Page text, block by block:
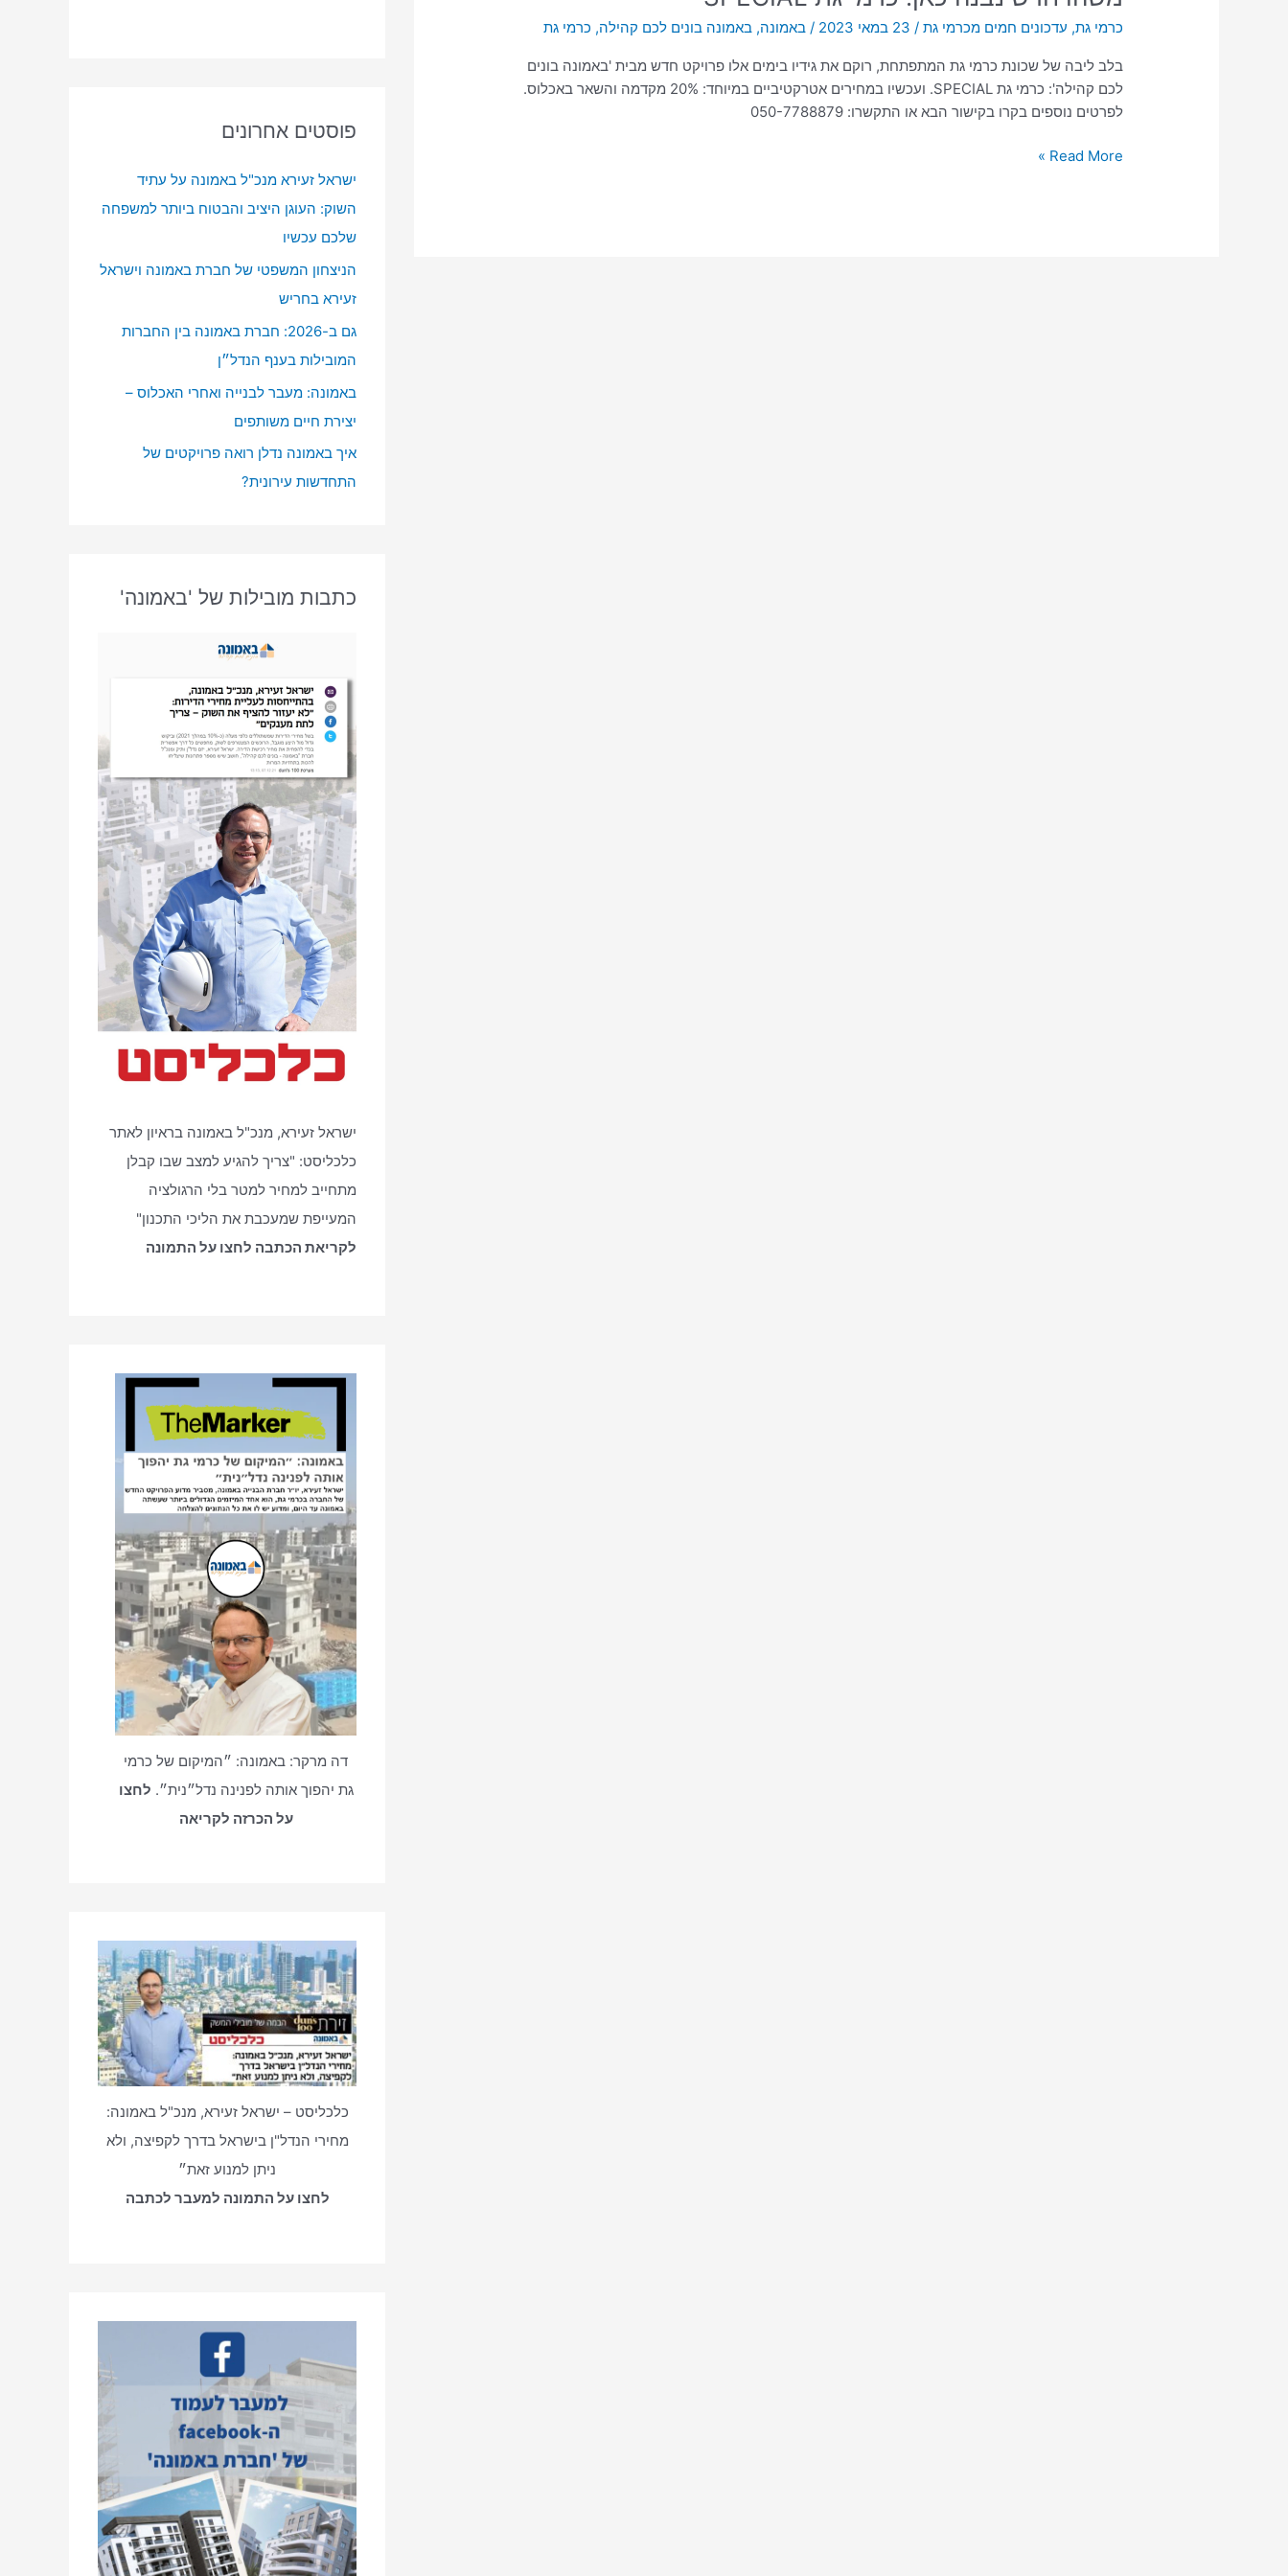
כרמי גת, עדכונים חמים מכרמי גת / 23 במאי 2023 /באמונה,באמונה בונים לכם קהילה, כרמי גת
בלב ליבה של שכונת כרמי גת המתפתחת, רוקם את גידיו בימים אלו פרויקט חדש מבית 'באמונה בונים
לכם קהילה': כרמי גת SPECIAL. ועכשיו במחירים אטרקטיביים במיוחד: 20% מקדמה והשאר באכלוס.
לפרטים נוספים בקרו בקישור הבא או התקשרו: 050-7788879
Read More »
פוסטים אחרונים
ישראל זעירא מנכ"ל באמונה על עתיד
השוק: העוגן היציב והבטוח ביותר למשפחה
שלכם עכשיו
הניצחון המשפטי של חברת באמונה וישראל
זעירא בחריש
גם ב-2026: חברת באמונה בין החברות
המובילות בענף הנדל״ן
באמונה: מעבר לבנייה ואחרי האכלוס –
יצירת חיים משותפים
איך באמונה נדלן רואה פרויקטים של
התחדשות עירונית?
כתבות מובילות של 'באמונה'
ישראל זעירא, מנכ"ל באמונה בראיון לאתר
כלכליסט: "צריך להגיע למצב שבו קבלן
מתחייב למחיר למטר בלי הרגולציה
המעייפת שמעכבת את הליכי התכנון"
לקריאת הכתבה לחצו על התמונה
דה מרקר: באמונה: ״המיקום של כרמי
גת יהפוך אותה לפנינה נדל״נית״. לחצו
על הכרזה לקריאה
כלכליסט – ישראל זעירא, מנכ"ל באמונה:
מחירי הנדל"ן בישראל בדרך לקפיצה, ולא
ניתן למנוע זאת״
לחצו על התמונה למעבר לכתבה